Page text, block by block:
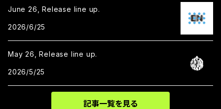
June 26, Release line up.
2026/6/25
May 26, Release line up.
2026/5/25
記事一覧を見る